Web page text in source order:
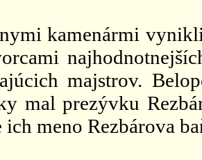
kamenármi
majstrov.
mal prezývku
ich meno Rezbárova